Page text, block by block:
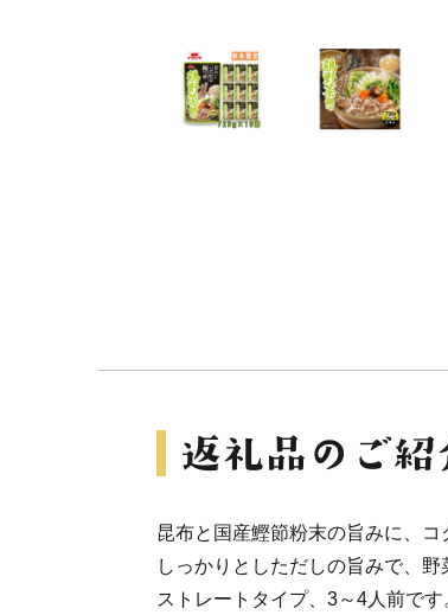
昆布と国産鰹節粉末の旨みに、コ
しっかりとしただしの旨みで、野
ストレートタイプ、3～4人前です